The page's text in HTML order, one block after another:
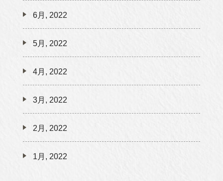
6月, 2022
5月, 2022
4月, 2022
3月, 2022
2月, 2022
1月, 2022